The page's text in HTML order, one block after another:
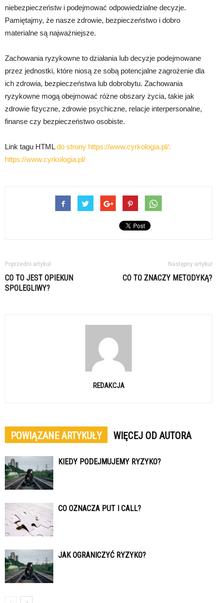
niebezpieczeństw i podejmować odpowiedzialne decyzje.
Pamiętajmy, że nasze zdrowie, bezpieczeństwo i dobro
materialne są najważniejsze.
Zachowania ryzykowne to działania lub decyzje podejmowane
przez jednostki, które niosą ze sobą potencjalne zagrożenie dla
ich zdrowia, bezpieczeństwa lub dobrobytu. Zachowania
ryzykowne mogą obejmować różne obszary życia, takie jak
zdrowie fizyczne, zdrowie psychiczne, relacje interpersonalne,
finanse czy bezpieczeństwo osobiste.
Link tagu HTMLdo strony https://www.cyrkologia.pl/:
https://www.cyrkologia.pl/
Poprzedni artykuł
CO TO JEST OPIEKUN
SPOLEGLIWY?
Następny artykuł
CO TO ZNACZY METODYKĄ?
REDAKCJA
POWIĄZANE ARTYKUŁY WIĘCEJ OD AUTORA
KIEDY PODEJMUJEMY RYZYKO?
CO OZNACZA PUT I CALL?
JAK OGRANICZYĆ RYZYKO?